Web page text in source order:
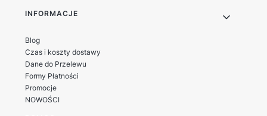
INFORMACJE
Blog
Czas i koszty dostawy
Dane do Przelewu
Formy Płatności
Promocje
NOWOŚCI